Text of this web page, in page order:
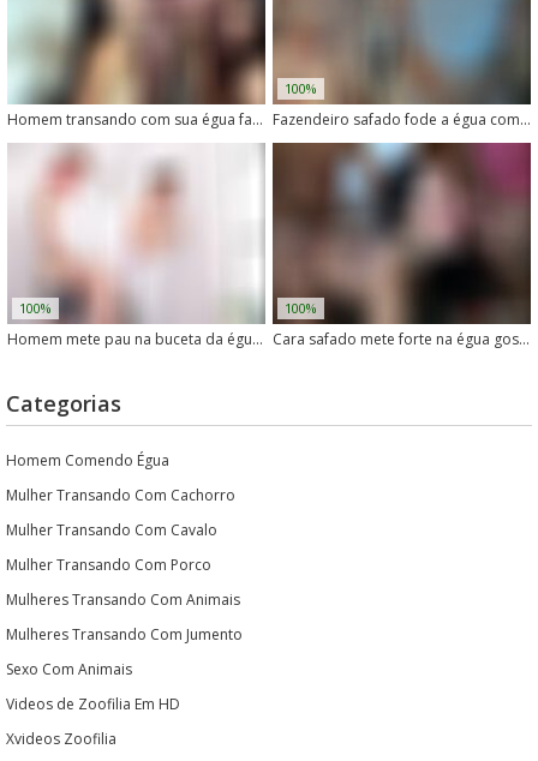
Homem transando com sua égua favorita
100%
Fazendeiro safado fode a égua com a pica dura
100%
Homem mete pau na buceta da égua no cio
100%
Cara safado mete forte na égua gostosa no meio da noite
Categorias
Homem Comendo Égua
Mulher Transando Com Cachorro
Mulher Transando Com Cavalo
Mulher Transando Com Porco
Mulheres Transando Com Animais
Mulheres Transando Com Jumento
Sexo Com Animais
Videos de Zoofilia Em HD
Xvideos Zoofilia